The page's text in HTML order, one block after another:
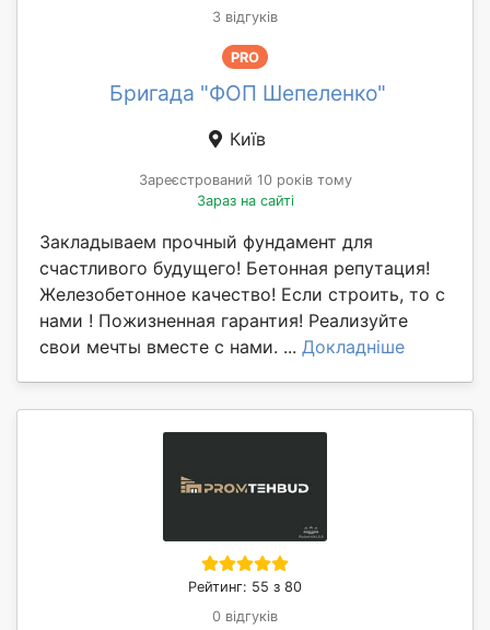
3 відгуків
PRO
Бригада "ФОП Шепеленко"
Київ
Зареєстрований 10 років тому
Зараз на сайті
Закладываем прочный фундамент для
счастливого будущего! Бетонная репутация!
Железобетонное качество! Если строить, то с
нами ! Пожизненная гарантия! Реализуйте
свои мечты вместе с нами. ... Докладніше
Рейтинг: 55 з 80
0 відгуків